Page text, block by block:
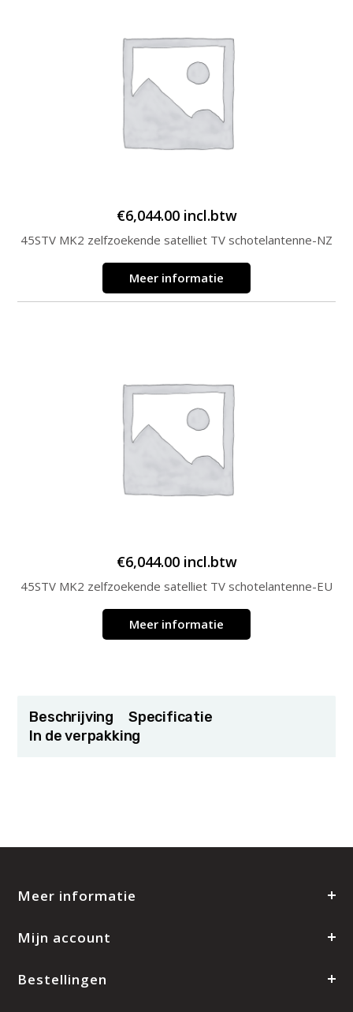
€6,044.00 incl.btw
45STV MK2 zelfzoekende satelliet TV schotelantenne-NZ
Meer informatie
€6,044.00 incl.btw
45STV MK2 zelfzoekende satelliet TV schotelantenne-EU
Meer informatie
Beschrijving
Specificatie
In de verpakking
Meer informatie
Mijn account
Bestellingen